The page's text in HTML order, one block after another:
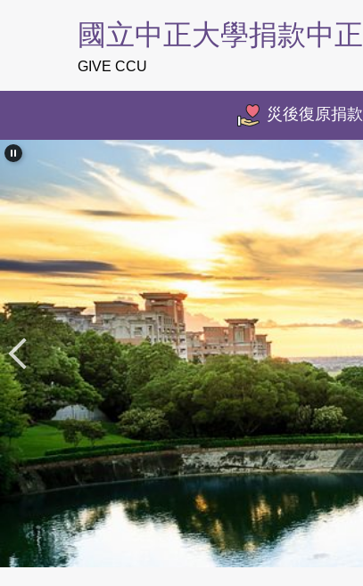
區
國立中正大學捐款中正
GIVE CCU
災後復原捐款